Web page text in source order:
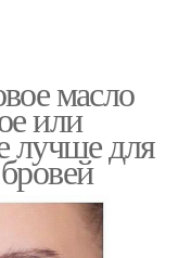
масло
или
лучше для